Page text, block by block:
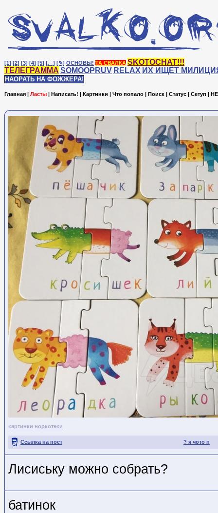
[1] [2] [3] [4] [5] [♩] [✎] ОСНОВЫ! ТА СВАЛКА SKOTOCHAT!!!
ТЕЛЕГРАММА SOMOOPRUV RELAX ИХ ИЩЕТ
НАОРАТЬ НА ФОЖЖЕРА!
Главная | Ласты | Написать! | Картинки | Что попало | Поиск | Статус | Сетуп |
картинки норкотеки
? я чото п
Ссылка на пост
Лисиську можно собрать?
батинок